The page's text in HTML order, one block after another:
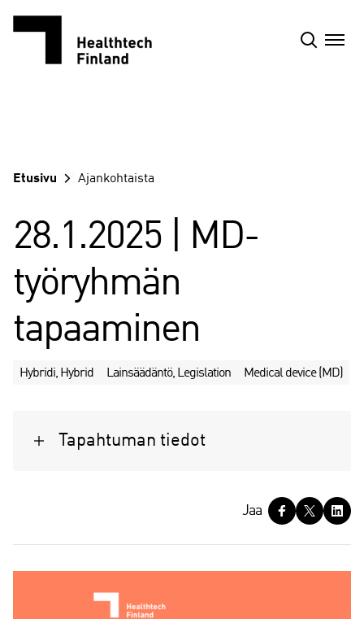
Etusivu Ajankohtaista
28.1.2025 | MD-
työryhmän
tapaaminen
Hybridi, Hybrid Lainsäädäntö, Legislation Medical device (MD)
Tapahtuman tiedot
a
Jaa